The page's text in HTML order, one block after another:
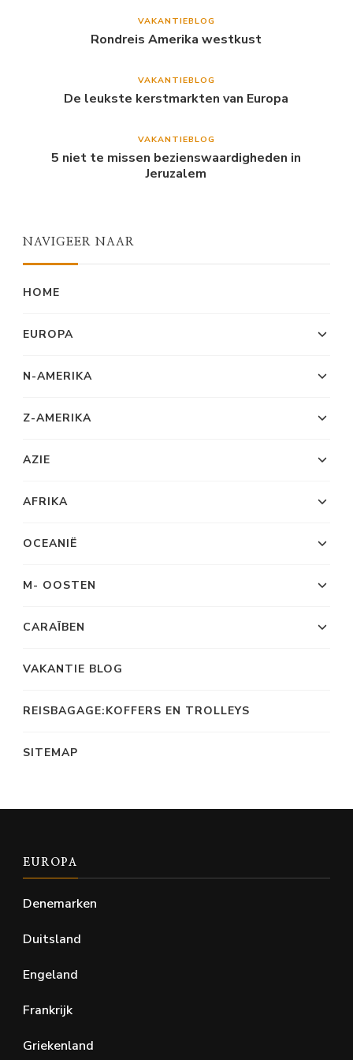
VAKANTIEBLOG
Rondreis Amerika westkust
VAKANTIEBLOG
De leukste kerstmarkten van Europa
VAKANTIEBLOG
5 niet te missen bezienswaardigheden in
Jeruzalem
NAVIGEER NAAR
HOME
EUROPA
N-AMERIKA
Z-AMERIKA
AZIE
AFRIKA
OCEANIË
M- OOSTEN
CARAÏBEN
VAKANTIE BLOG
REISBAGAGE:KOFFERS EN TROLLEYS
SITEMAP
EUROPA
Denemarken
Duitsland
Engeland
Frankrijk
Griekenland